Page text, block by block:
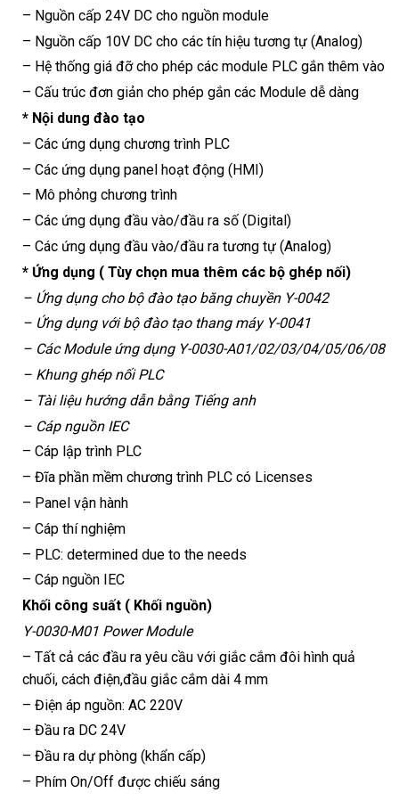
– Nguồn cấp 24V DC cho nguồn module
– Nguồn cấp 10V DC cho các tín hiệu tương tự (Analog)
– Hệ thống giá đỡ cho phép các module PLC gắn thêm vào
– Cấu trúc đơn giản cho phép gắn các Module dễ dàng
* Nội dung đào tạo
– Các ứng dụng chương trình PLC
– Các ứng dụng panel hoạt động (HMI)
– Mô phỏng chương trình
– Các ứng dụng đầu vào/đầu ra số (Digital)
– Các ứng dụng đầu vào/đầu ra tương tự (Analog)
* Ứng dụng ( Tùy chọn mua thêm các bộ ghép nối)
– Ứng dụng cho bộ đào tạo băng chuyền Y-0042
– Ứng dụng với bộ đào tạo thang máy Y-0041
– Các Module ứng dụng Y-0030-A01/02/03/04/05/06/08
– Khung ghép nối PLC
– Tài liệu hướng dẫn bằng Tiếng anh
– Cáp nguồn IEC
– Cáp lập trình PLC
– Đĩa phần mềm chương trình PLC có Licenses
– Panel vận hành
– Cáp thí nghiệm
– PLC: determined due to the needs
– Cáp nguồn IEC
Khối công suất ( Khối nguồn)
Y-0030-M01 Power Module
– Tất cả các đầu ra yêu cầu với giắc cắm đôi hình quả
chuối, cách điện,đầu giắc cắm dài 4 mm
– Điện áp nguồn: AC 220V
– Đầu ra DC 24V
– Đầu ra dự phòng (khẩn cấp)
– Phím On/Off được chiếu sáng